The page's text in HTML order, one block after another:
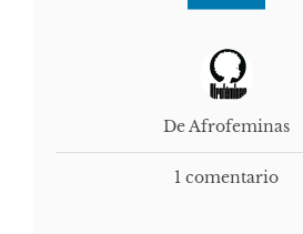
De Afrofeminas
1 comentario